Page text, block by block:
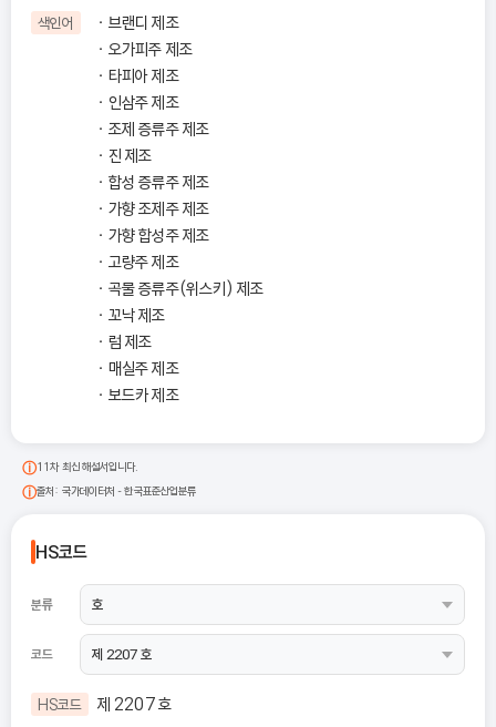
색인어
브랜디 제조
오가피주 제조
타피아 제조
인삼주 제조
조제 증류주 제조
진 제조
합성 증류주 제조
가향 조제주 제조
가향 합성주 제조
고량주 제조
곡물 증류주(위스키) 제조
꼬낙 제조
럼 제조
매실주 제조
보드카 제조
11차 최신 해설서입니다.
출처: 국가데이터처 - 한국표준산업분류
HS코드
분류
코드
HS코드 제 2207 호